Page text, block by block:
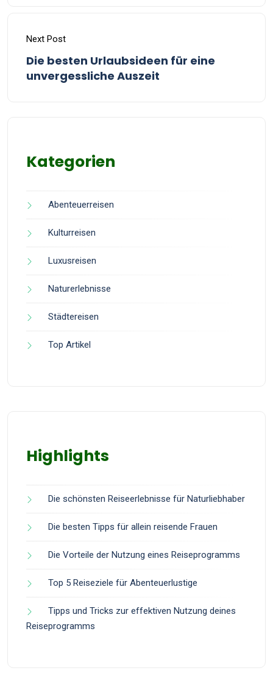
Next Post
Die besten Urlaubsideen für eine
unvergessliche Auszeit
Kategorien
Abenteuerreisen
Kulturreisen
Luxusreisen
Naturerlebnisse
Städtereisen
Top Artikel
Highlights
Die schönsten Reiseerlebnisse für Naturliebhaber
Die besten Tipps für allein reisende Frauen
Die Vorteile der Nutzung eines Reiseprogramms
Top 5 Reiseziele für Abenteuerlustige
Tipps und Tricks zur effektiven Nutzung deines
Reiseprogramms